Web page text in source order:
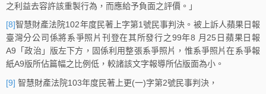
之利益去容許該重製行為，而應給予負面之評價。」
[8]智慧財產法院102年度民著上字第1號民事判決。被上訴人蘋果日報
臺灣分公司係將系爭照片刊登在其所發行之99年8 月25日蘋果日報
A9「政治」版左下方，固係利用整張系爭照片，惟系爭照片在系爭報
紙A9版所佔篇幅之比例低，較諸該文字報導所佔版面為小。
[9] 智慧財產法院103年度民著上更(一)字第2號民事判決，